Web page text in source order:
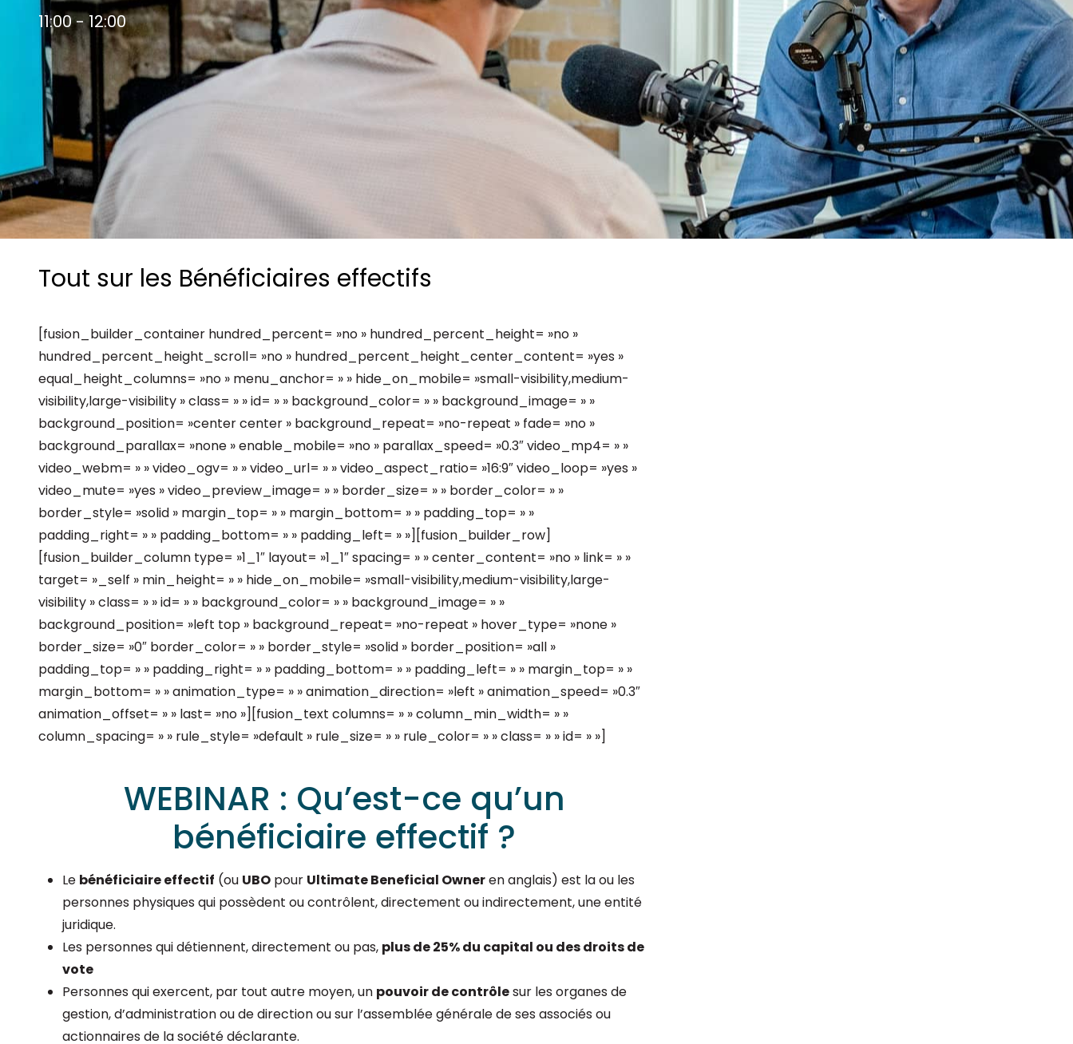
Prendre de meilleures
décisions ​et adopter les
bonnes stratégies​ grâce à
l’attitude de paiement
Les principes qui guident nos équipes et
nos engagements.
Découvrir nos valeurs
Consultez les informations relatives à
notre évaluation EcoVadis.
Consulter le rapport
11:00 - 12:00
Tout sur les Bénéficiaires effectifs
[fusion_builder_container hundred_percent= »no » hundred_percent_height= »no »
hundred_percent_height_scroll= »no » hundred_percent_height_center_content= »yes »
equal_height_columns= »no » menu_anchor= » » hide_on_mobile= »small-visibility,medium-
visibility,large-visibility » class= » » id= » » background_color= » » background_image= » »
background_position= »center center » background_repeat= »no-repeat » fade= »no »
background_parallax= »none » enable_mobile= »no » parallax_speed= »0.3″ video_mp4= » »
video_webm= » » video_ogv= » » video_url= » » video_aspect_ratio= »16:9″ video_loop= »yes »
video_mute= »yes » video_preview_image= » » border_size= » » border_color= » »
border_style= »solid » margin_top= » » margin_bottom= » » padding_top= » »
padding_right= » » padding_bottom= » » padding_left= » »][fusion_builder_row]
[fusion_builder_column type= »1_1″ layout= »1_1″ spacing= » » center_content= »no » link= » »
target= »_self » min_height= » » hide_on_mobile= »small-visibility,medium-visibility,large-
visibility » class= » » id= » » background_color= » » background_image= » »
background_position= »left top » background_repeat= »no-repeat » hover_type= »none »
border_size= »0″ border_color= » » border_style= »solid » border_position= »all »
padding_top= » » padding_right= » » padding_bottom= » » padding_left= » » margin_top= » »
margin_bottom= » » animation_type= » » animation_direction= »left » animation_speed= »0.3″
animation_offset= » » last= »no »][fusion_text columns= » » column_min_width= » »
column_spacing= » » rule_style= »default » rule_size= » » rule_color= » » class= » » id= » »]
WEBINAR : Qu’est-ce qu’un
bénéficiaire effectif ?
Le bénéficiaire effectif (ou UBO pour Ultimate Beneficial Owneren anglais) est la ou les
personnes physiques qui possèdent ou contrôlent, directement ou indirectement, une entité
juridique.
Les personnes qui détiennent, directement ou pas, plus de 25% du capital ou des droits de
vote
Personnes qui exercent, par tout autre moyen, un pouvoir de contrôlesur les organes de
gestion, d’administration ou de direction ou sur l’assemblée générale de ses associés ou
actionnaires de la société déclarante.